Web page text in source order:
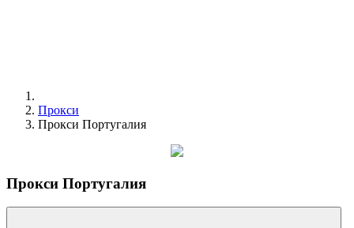
Прокси
Прокси Португалия
Прокси Португалия